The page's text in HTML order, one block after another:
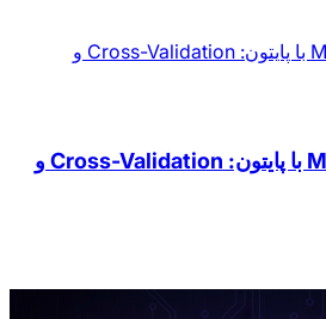
اعتبارسنجی مدل‌های ML با پایتون: Cross-Validation و